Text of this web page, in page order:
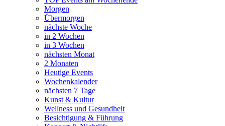
Morgen
Übermorgen
nächste Woche
in 2 Wochen
in 3 Wochen
nächsten Monat
2 Monaten
Heutige Events
Wochenkalender
nächsten 7 Tage
Kunst & Kultur
Wellness und Gesundheit
Besichtigung & Führung